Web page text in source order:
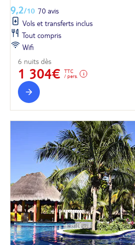
9,2/10 70 avis
Vols et transferts inclus
Tout compris
Wifi
6 nuits dès
1 304€
TTC
/ pers.